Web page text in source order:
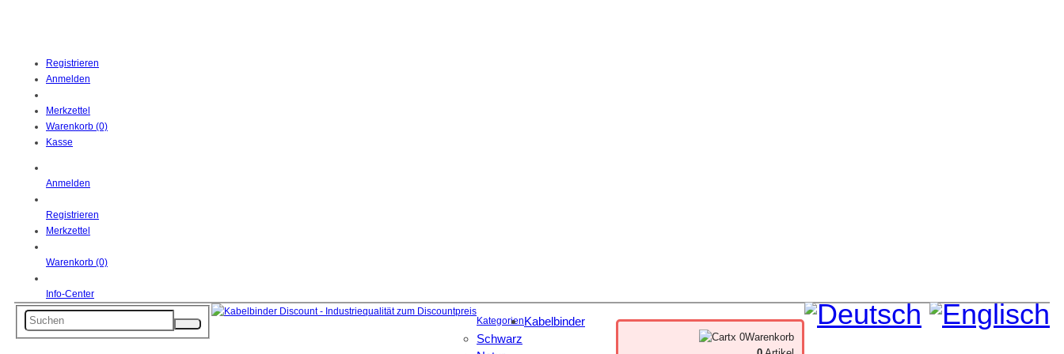
Registrieren
Anmelden
Merkzettel
Warenkorb (0)
Kasse
Anmelden
Registrieren
Merkzettel
Warenkorb (0)
Info-Center
x 0Warenkorb
KategorienKabelbinder
Schwarz